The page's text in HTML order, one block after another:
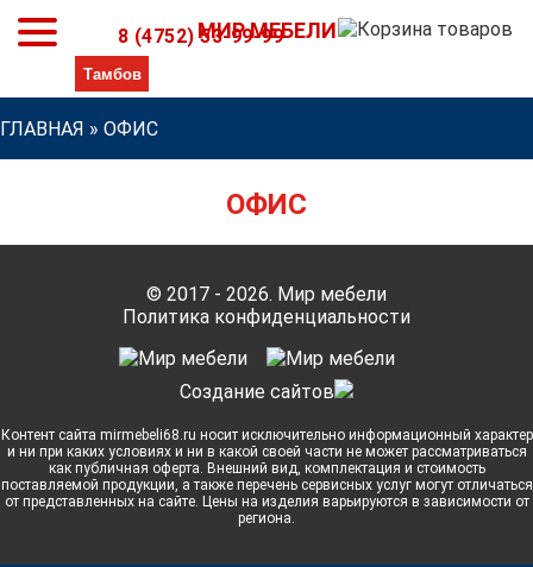
МИР МЕБЕЛИ
8 (4752) 53-99-99
ГЛАВНАЯ » ОФИС
ОФИС
© 2017 - 2026. Мир мебели
Политика конфиденциальности
Cоздание сайтов
Контент сайта mirmebeli68.ru носит исключительно информационный характер
и ни при каких условиях и ни в какой своей части не может рассматриваться
как публичная оферта. Внешний вид, комплектация и стоимость
поставляемой продукции, а также перечень сервисных услуг могут отличаться
от представленных на сайте. Цены на изделия варьируются в зависимости от
региона.